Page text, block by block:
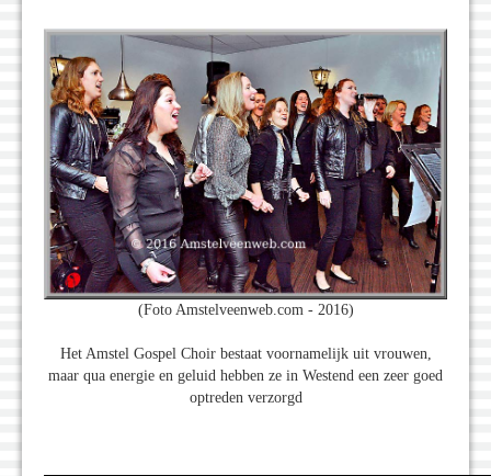
(Foto Amstelveenweb.com - 2016)
Het Amstel Gospel Choir bestaat voornamelijk uit vrouwen,
maar qua energie en geluid hebben ze in Westend een zeer goed
optreden verzorgd